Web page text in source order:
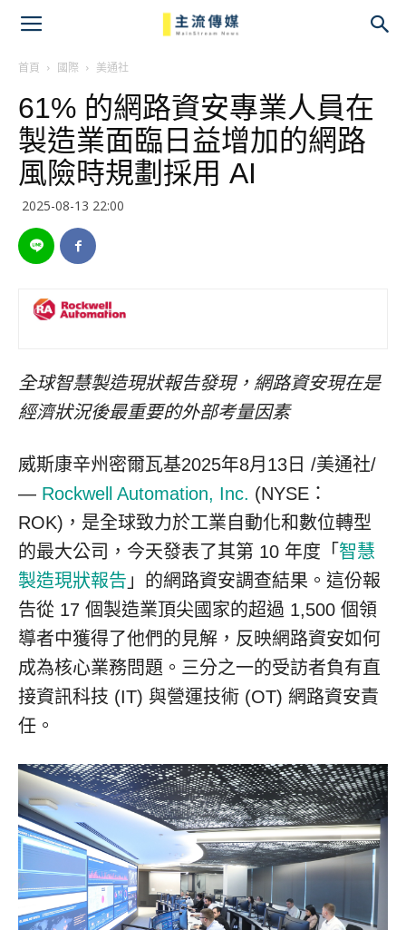
首頁 國際 美通社
61% 的網路資安專業人員在
製造業面臨日益增加的網路
風險時規劃採用 AI
2025-08-13 22:00
全球智慧製造現狀報告發現，網路資安現在是
經濟狀況後最重要的外部考量因素
威斯康辛州密爾瓦基2025年8月13日 /美通社/
— Rockwell Automation, Inc. (NYSE：
ROK)，是全球致力於工業自動化和數位轉型
的最大公司，今天發表了其第 10 年度「 智慧
製造現狀報告 」的網路資安調查結果。這份報
告從 17 個製造業頂尖國家的超過 1,500 個領
導者中獲得了他們的見解，反映網路資安如何
成為核心業務問題。三分之一的受訪者負有直
接資訊科技 (IT) 與營運技術 (OT) 網路資安責
任。